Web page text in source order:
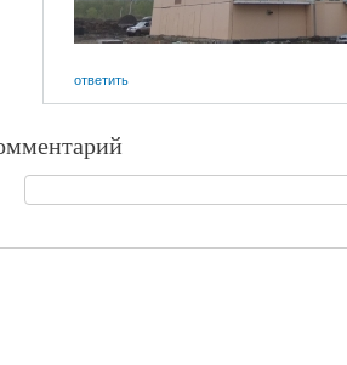
ответить